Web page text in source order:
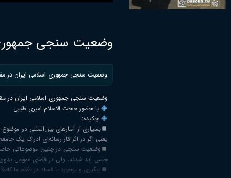
وضعیت سنجی جمهوری
وضعیت سنجی جمهوری اسلامی ایران در
وضعیت سنجی جمهوری اسلامی ایران در
با حضور حجت الاسلام امیری طیبی
چکیده:
بسیاری از آمارهای بین‌المللی در
یعنی اگر در اثر کار رسانه‌ای ادراک یک
حبس ابد شدند، ولی در فضای عمومی بدون
پیگیری و برخورد با فساد در نظام ما